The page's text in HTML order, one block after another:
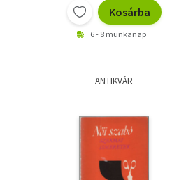
Kosárba
6 - 8 munkanap
ANTIKVÁR